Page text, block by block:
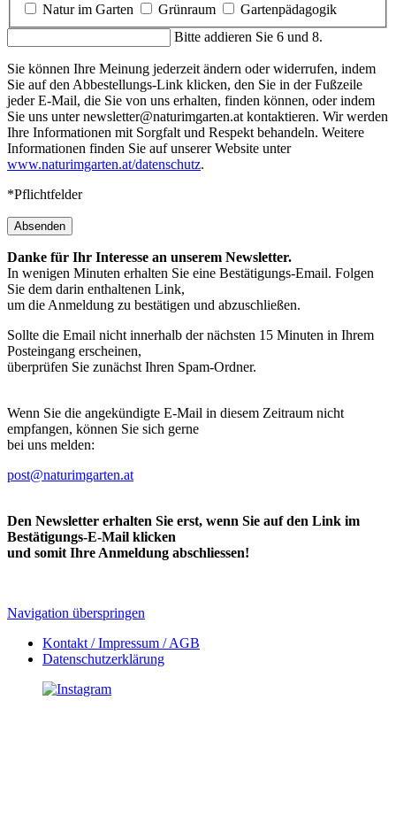
Natur im Garten
Grünraum
Gartenpädagogik
Bitte addieren Sie 6 und 8.
Sie können Ihre Meinung jederzeit ändern oder widerrufen, indem
Sie auf den Abbestellungs-Link klicken, den Sie in der Fußzeile
jeder E-Mail, die Sie von uns erhalten, finden können, oder indem
Sie uns unter newsletter@naturimgarten.at kontaktieren. Wir werden
Ihre Informationen mit Sorgfalt und Respekt behandeln. Weitere
Informationen finden Sie auf unserer Website unter
www.naturimgarten.at/datenschutz.
*Pflichtfelder
Absenden
Danke für Ihr Interesse an unserem Newsletter.
In wenigen Minuten erhalten Sie eine Bestätigungs-Email. Folgen
Sie dem darin enthaltenen Link,
um die Anmeldung zu bestätigen und abzuschließen.
Sollte die Email nicht innerhalb der nächsten 15 Minuten in Ihrem
Posteingang erscheinen,
überprüfen Sie zunächst Ihren Spam-Ordner.
Wenn Sie die angekündigte E-Mail in diesem Zeitraum nicht
empfangen, können Sie sich gerne
bei uns melden:
post@naturimgarten.at
Den Newsletter erhalten Sie erst, wenn Sie auf den Link im
Bestätigungs-E-Mail klicken
und somit Ihre Anmeldung abschliessen!
Navigation überspringen
Kontakt / Impressum / AGB
Datenschutzerklärung